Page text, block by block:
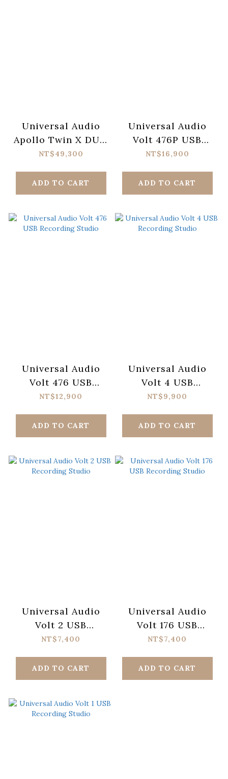
Universal Audio
Apollo Twin X DUO
Gen 2 Essentials+
NT$49,300
ADD TO CART
Universal Audio
Volt 476P USB
Recording Studio
NT$16,900
ADD TO CART
Universal Audio
Volt 476 USB
Recording Studio
NT$12,900
ADD TO CART
Universal Audio
Volt 4 USB
Recording Studio
NT$9,900
ADD TO CART
Universal Audio
Volt 2 USB
Recording Studio
NT$7,400
ADD TO CART
Universal Audio
Volt 176 USB
Recording Studio
NT$7,400
ADD TO CART